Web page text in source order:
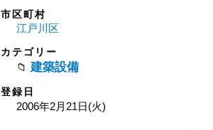
市区町村
江戸川区
カテゴリー
建築設備
登録日
2006年2月21日(火)